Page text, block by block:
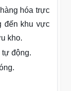
hóa trực
đến khu vực
kho.
tự động.